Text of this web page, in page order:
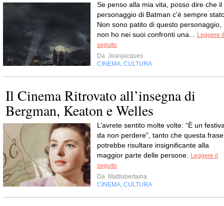
Se penso alla mia vita, posso dire che il
personaggio di Batman c'è sempre
Non sono patito di questo personaggio,
non ho nei suoi confronti una...
Leggere il
seguito
Da Jeanjacques
CINEMA CULTURA
Il Cinema Ritrovato all’insegna di
Bergman, Keaton e Welles
L’avrete sentito molte volte: “È un
da non perdere”, tanto che questa frase
potrebbe risultare insignificante alla
maggior parte delle persone.
Leggere il
seguito
Da Mattiabertaina
CINEMA CULTURA